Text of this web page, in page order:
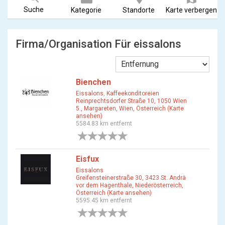
Suche Kategorie Standorte Karte verbergen
Firma/Organisation Für eissalons
Bienchen
Eissalons, Kaffeekonditoreien
Reinprechtsdorfer Straße 10, 1050 Wien
5., Margareten, Wien, Österreich (Karte
ansehen)
5584.83 km entfernt
Eisfux
Eissalons
Greifensteinerstraße 30, 3423 St. Andrä
vor dem Hagenthale, Niederösterreich,
Österreich (Karte ansehen)
5595.45 km entfernt